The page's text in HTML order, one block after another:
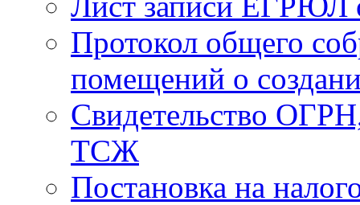
Протокол общего
помещений о
Свидетельство
ТСЖ
Постановка на